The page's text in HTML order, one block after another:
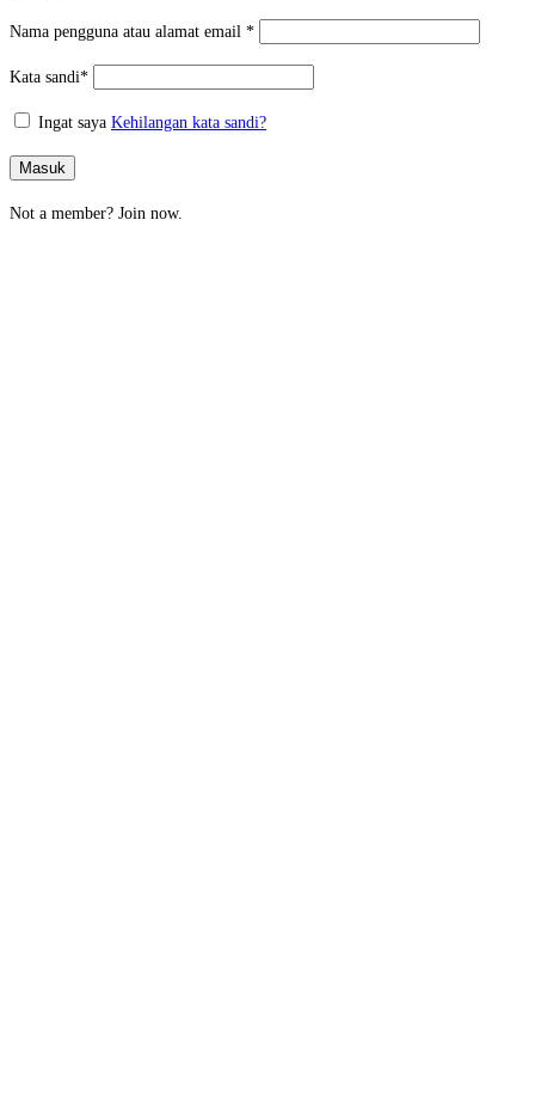
Nama pengguna atau alamat email *
Kata sandi*
Ingat saya Kehilangan kata sandi?
Masuk
Not a member? Join now.